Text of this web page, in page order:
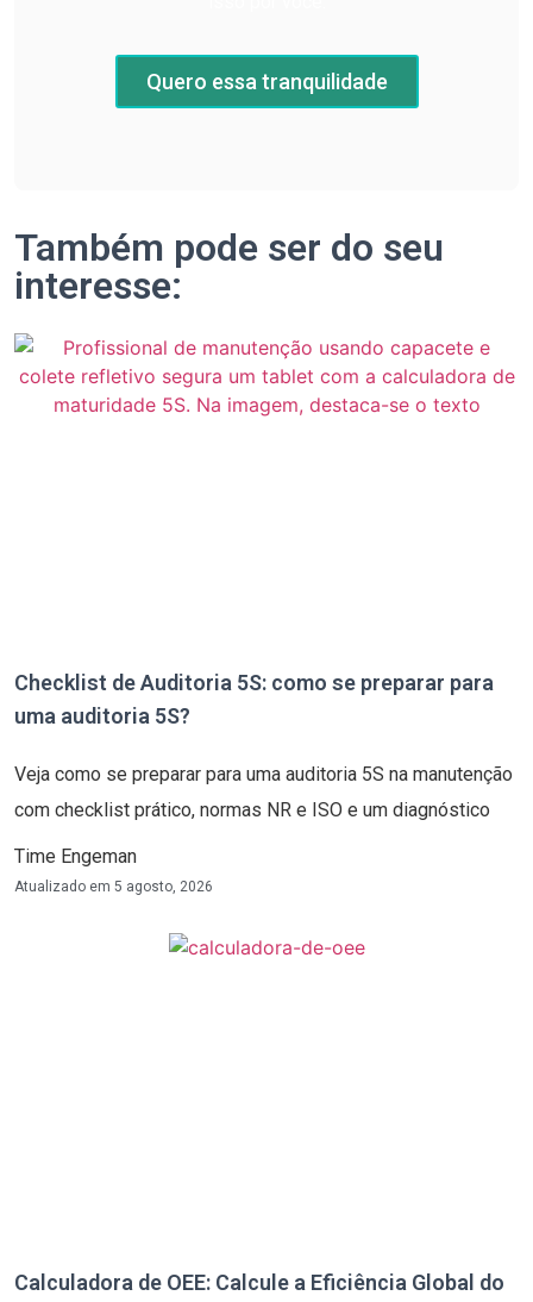
Quero essa tranquilidade
Também pode ser do seu
interesse:
Checklist de Auditoria 5S: como se preparar para
uma auditoria 5S?
Veja como se preparar para uma auditoria 5S na manutenção
com checklist prático, normas NR e ISO e um diagnóstico
Time Engeman
Atualizado em 5 agosto, 2026
Calculadora de OEE: Calcule a Eficiência Global do